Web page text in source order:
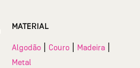
MATERIAL
Algodão Couro Madeira
Metal